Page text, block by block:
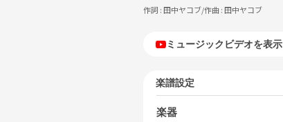
作詞 :田中ヤコブ/作曲 :田中ヤコブ
ミュージックビデオを表示
楽譜設定
楽器